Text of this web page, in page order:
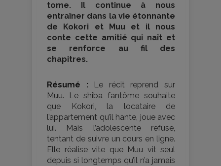
tome. Il continue à nous
entraîner dans la vie étonnante
de Kokori et Muu et il nous
conte cette amitié qui naît et
se renforce au fil des
chapitres.
Résumé : Le récit reprend sur
Muu. Le shiba fantôme souhaite
que Kokori, la locataire de
l’appartement qu’il hante, joue avec
lui. Mais l’adolescente refuse,
tentant de suivre un cours en ligne.
Elle réalise vite que Muu vit seul
depuis si longtemps qu’il n’a jamais